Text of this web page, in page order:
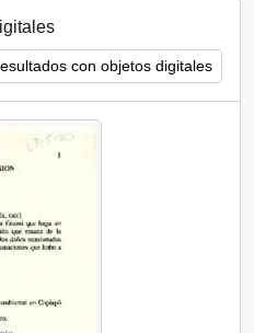
con objetos digitales